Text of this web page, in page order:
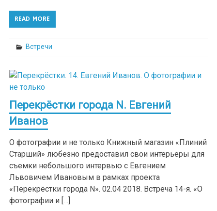
READ MORE
Встречи
Перекрёстки города N. Евгений
Иванов
О фотографии и не только Книжный магазин «Плиний
Старший» любезно предоставил свои интерьеры для
съемки небольшого интервью с Евгением
Львовичем Ивановым в рамках проекта
«Перекрёстки города N». 02.04 2018. Встреча 14-я. «О
фотографии и […]